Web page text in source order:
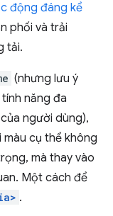
động đáng kể
phối và trải
tải.
(nhưng lưu ý
năng đa
người dùng),
màu cụ thể không
mà thay vào
Một cách để
.